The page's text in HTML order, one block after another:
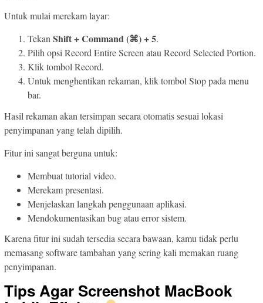
Untuk mulai merekam layar:
Tekan Shift + Command (⌘) + 5.
Pilih opsi Record Entire Screen atau Record Selected Portion.
Klik tombol Record.
Untuk menghentikan rekaman, klik tombol Stop pada menu
bar.
Hasil rekaman akan tersimpan secara otomatis sesuai lokasi
penyimpanan yang telah dipilih.
Fitur ini sangat berguna untuk:
Membuat tutorial video.
Merekam presentasi.
Menjelaskan langkah penggunaan aplikasi.
Mendokumentasikan bug atau error sistem.
Karena fitur ini sudah tersedia secara bawaan, kamu tidak perlu
memasang software tambahan yang sering kali memakan ruang
penyimpanan.
Tips Agar Screenshot MacBook